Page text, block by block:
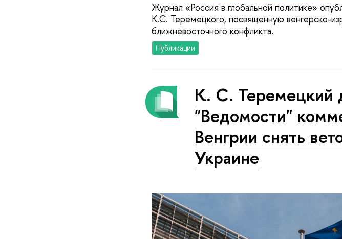
Журнал «Россия в глобальной политике»
К.С. Теремецкого, посвященную венгерско-
ближневосточного конфликта.
Публикации
К. С. Теремецкий
"Ведомости"
Венгрии снять
Украине